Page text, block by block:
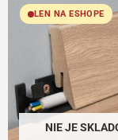
LEN NA ESHOPE
NIE JE